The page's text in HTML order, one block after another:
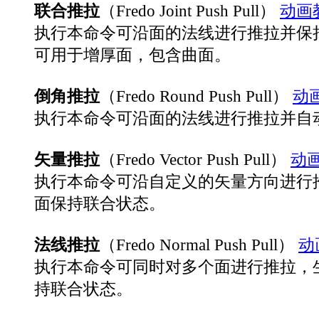
联合推拉 （Fredo Joint Push Pull）
动画
执行本命令可沿面的法线进行推拉并保
可用于增厚面，包含曲面。
倒角推拉 （Fredo Round Push Pull）
动
执行本命令可沿面的法线进行推拉并自
矢量推拉 （Fredo Vector Push Pull）
动
执行本命令可沿自定义的矢量方向进行
面保持联合状态。
法线推拉 （Fredo Normal Push Pull）
动
执行本命令可同时对多个面进行推拉，
持联合状态。